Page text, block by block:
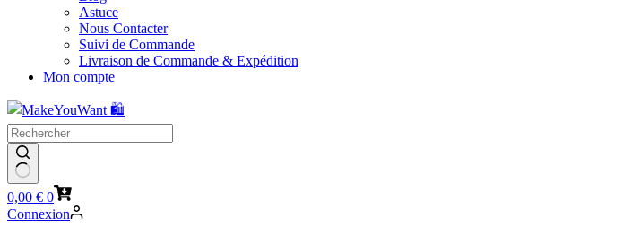
Astuce
Nous Contacter
Suivi de Commande
Livraison de Commande & Expédition
Mon compte
Panier
d’achat
0,00 € 0
Connexion